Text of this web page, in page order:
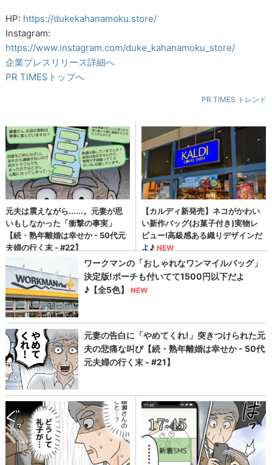
HP: https://dukekahanamoku.store/
Instagram:
https://www.instagram.com/duke_kahanamoku_store/
企業プレスリリース詳細へ
PR TIMESトップへ
PR TIMES トレンド